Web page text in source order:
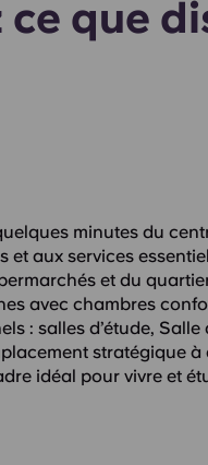
ce que
minutes du
et aux services
et du
avec chambres
: salles d’étude,
stratégique à
idéal pour vivre et